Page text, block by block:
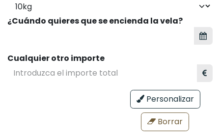
¿Cuándo quieres que se encienda la vela?
Cualquier otro importe
Personalizar
Borrar